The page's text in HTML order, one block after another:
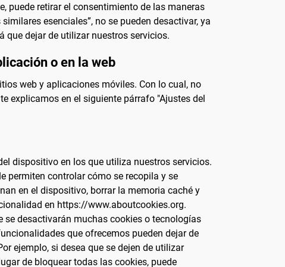
puede retirar el consentimiento de las maneras
esenciales”, no se pueden desactivar, ya
que dejar de utilizar nuestros servicios.
o en la web
web y aplicaciones móviles. Con lo cual, no
explicamos en el siguiente párrafo "Ajustes del
dispositivo en los que utiliza nuestros servicios.
permiten controlar cómo se recopila y se
en el dispositivo, borrar la memoria caché y
en https://www.aboutcookies.org.
desactivarán muchas cookies o tecnologías
que ofrecemos pueden dejar de
ejemplo, si desea que se dejen de utilizar
de bloquear todas las cookies, puede